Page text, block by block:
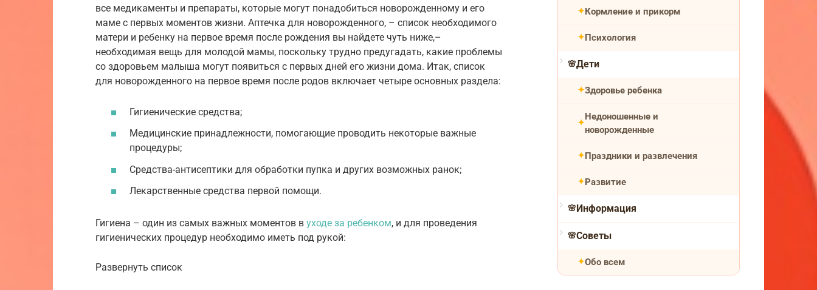
все медикаменты и препараты, которые могут понадобиться новорожденному и его
маме с первых моментов жизни. Аптечка для новорожденного, – список необходимого
матери и ребенку на первое время после рождения вы найдете чуть ниже,–
необходимая вещь для молодой мамы, поскольку трудно предугадать, какие проблемы
со здоровьем малыша могут появиться с первых дней его жизни дома. Итак, список
для новорожденного на первое время после родов включает четыре основных раздела:
Гигиенические средства;
Медицинские принадлежности, помогающие проводить некоторые важные
процедуры;
Средства-антисептики для обработки пупка и других возможных ранок;
Лекарственные средства первой помощи.
Гигиена – один из самых важных моментов в уходе за ребенком, и для проведения
гигиенических процедур необходимо иметь под рукой:
Развернуть список
Кормление и прикорм
Психология
Дети
Здоровье ребенка
Недоношенные и
новорожденные
Праздники и развлечения
Развитие
Информация
Советы
Обо всем